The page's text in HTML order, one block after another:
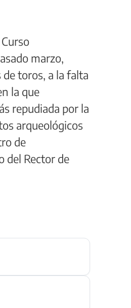
marzo,
toros, a la falta
la que
repudiada por la
arqueológicos
de
del Rector de